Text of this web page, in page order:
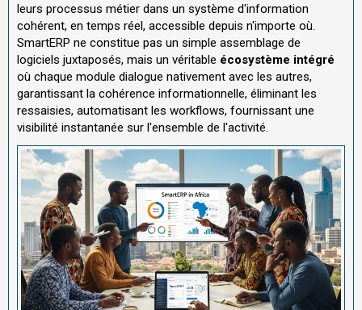
leurs processus métier dans un système d'information
cohérent, en temps réel, accessible depuis n'importe où.
SmartERP ne constitue pas un simple assemblage de
logiciels juxtaposés, mais un véritable écosystème intégré
où chaque module dialogue nativement avec les autres,
garantissant la cohérence informationnelle, éliminant les
ressaisies, automatisant les workflows, fournissant une
visibilité instantanée sur l'ensemble de l'activité.